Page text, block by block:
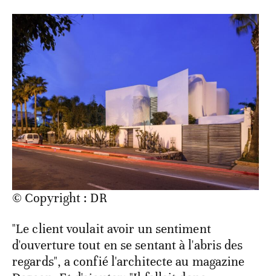
© Copyright : DR
"Le client voulait avoir un sentiment
d'ouverture tout en se sentant à l'abris des
regards", a confié l'architecte au magazine